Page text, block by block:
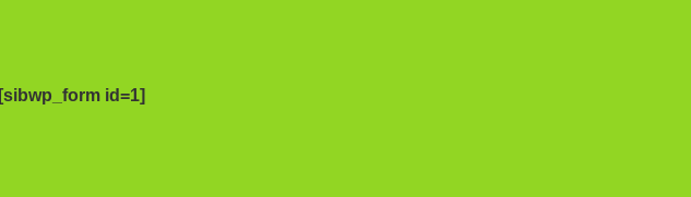
[sibwp_form id=1]